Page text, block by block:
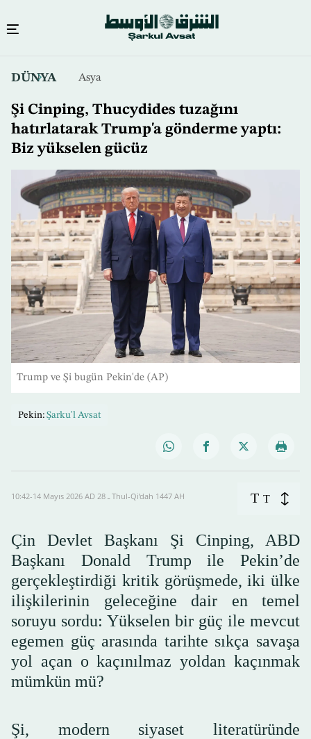
içeriğe
atla
DÜNYA Asya
Şi Cinping, Thucydides tuzağını
hatırlatarak Trump'a gönderme yaptı:
Biz yükselen gücüz
Trump ve Şi bugün Pekin'de (AP)
Pekin: Şarku'l Avsat
10:42-14 Mayıs 2026 AD ـ 28 Thul-Qi’dah 1447 AH T T
Çin Devlet Başkanı Şi Cinping, ABD
Başkanı Donald Trump ile Pekin’de
gerçekleştirdiği kritik görüşmede, iki ülke
ilişkilerinin geleceğine dair en temel
soruyu sordu: Yükselen bir güç ile mevcut
egemen güç arasında tarihte sıkça savaşa
yol açan o kaçınılmaz yoldan kaçınmak
mümkün mü?
Şi, modern siyaset literatüründe